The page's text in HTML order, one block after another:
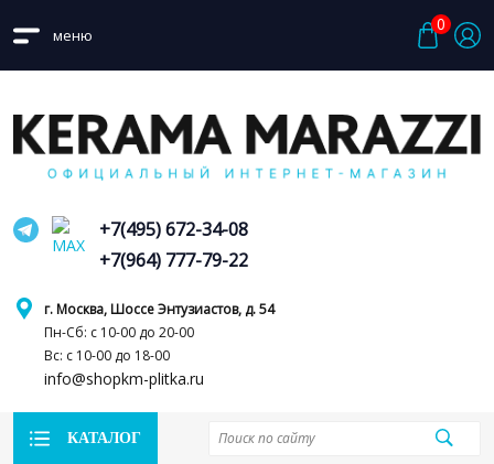
меню
0
г. Москва, Шоссе Энтузиастов, д. 54
Пн-Сб: с 10-00 до 20-00
Вс: с 10-00 до 18-00
info@shopkm-plitka.ru
+7(495) 672-34-08
+7(964) 777-79-22
КАТАЛОГ